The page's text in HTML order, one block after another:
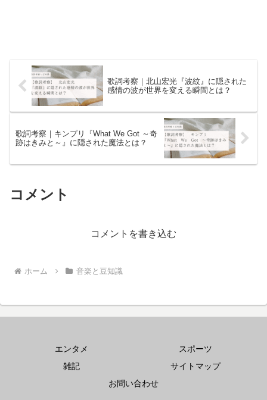
歌詞考察｜北山宏光『波紋』に隠された
感情の波が世界を変える瞬間とは？
歌詞考察｜キンプリ『What We Got ～奇
跡はきみと～』に隠された魔法とは？
コメント
コメントを書き込む
ホーム 音楽と豆知識
エンタメ
スポーツ
雑記
サイトマップ
お問い合わせ